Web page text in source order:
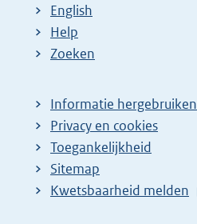
English
Help
Zoeken
Informatie hergebruiken
Privacy en cookies
Toegankelijkheid
Sitemap
E
Kwetsbaarheid melden